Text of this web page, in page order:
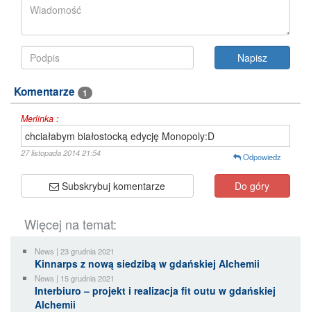
Komentarze 1
Merlinka :
chciałabym białostocką edycję Monopoly:D
27 listopada 2014 21:54 Odpowiedz
Subskrybuj komentarze Do góry
Więcej na temat:
News | 23 grudnia 2021
Kinnarps z nową siedzibą w gdańskiej Alchemii
News | 15 grudnia 2021
Interbiuro – projekt i realizacja fit outu w gdańskiej
Alchemii